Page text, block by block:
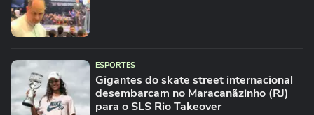
ESPORTES
Gigantes do skate street internacional
desembarcam no Maracanãzinho (RJ)
para o SLS Rio Takeover